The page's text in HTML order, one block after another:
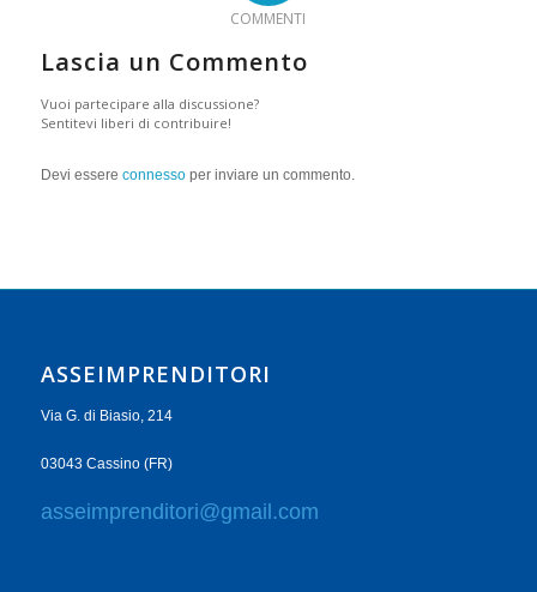
COMMENTI
Lascia un Commento
Vuoi partecipare alla discussione?
Sentitevi liberi di contribuire!
Devi essere connessoper inviare un commento.
ASSEIMPRENDITORI
Via G. di Biasio, 214
03043 Cassino (FR)
asseimprenditori@gmail.com